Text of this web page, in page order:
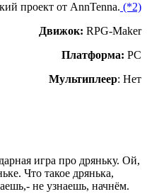
проект от AnnTenna. (*2)
Движок: RPG-Maker
Платформа: PC
Мультиплеер: Нет
игра про дряньку. Ой,
Что такое дрянька,
не узнаешь, начнём.